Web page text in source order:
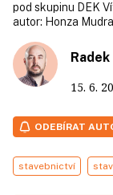
pod skupinu DEK
autor: Honza Mudra
15. 6.
ODEBÍRAT
stavebnictví